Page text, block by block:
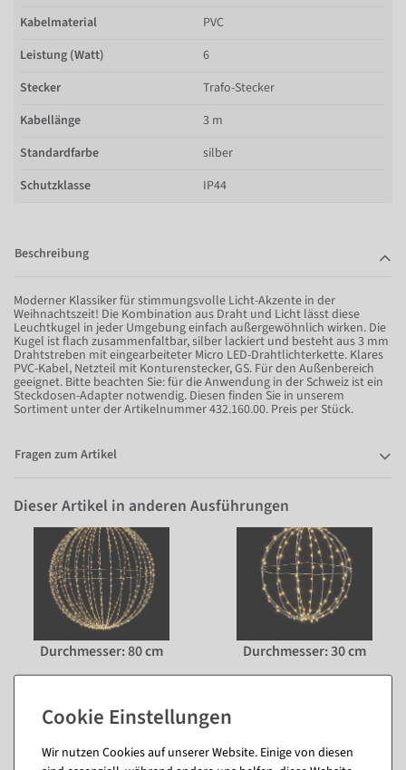
Kabelmaterial
PVC
Leistung (Watt)
6
Stecker
Trafo-Stecker
Kabellänge
3 m
Standardfarbe
silber
Schutzklasse
IP44
Beschreibung
Moderner Klassiker für stimmungsvolle Licht-Akzente in der
Weihnachtszeit! Die Kombination aus Draht und Licht lässt diese
Leuchtkugel in jeder Umgebung einfach außergewöhnlich wirken. Die
Kugel ist flach zusammenfaltbar, silber lackiert und besteht aus 3 mm
Drahtstreben mit eingearbeiteter Micro LED-Drahtlichterkette. Klares
PVC-Kabel, Netzteil mit Konturenstecker, GS. Für den Außenbereich
geeignet. Bitte beachten Sie: für die Anwendung in der Schweiz ist ein
Steckdosen-Adapter notwendig. Diesen finden Sie in unserem
Sortiment unter der Artikelnummer 432.160.00. Preis per Stück.
Fragen zum Artikel
Dieser Artikel in anderen Ausführungen
Durchmesser: 80 cm Durchmesser: 30 cm
Wir nutzen Cookies auf unserer Website. Einige von diesen